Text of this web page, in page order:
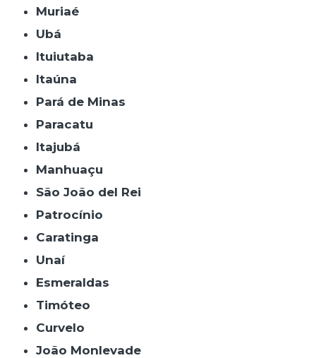
Muriaé
Ubá
Ituiutaba
Itaúna
Pará de Minas
Paracatu
Itajubá
Manhuaçu
São João del Rei
Patrocínio
Caratinga
Unaí
Esmeraldas
Timóteo
Curvelo
João Monlevade